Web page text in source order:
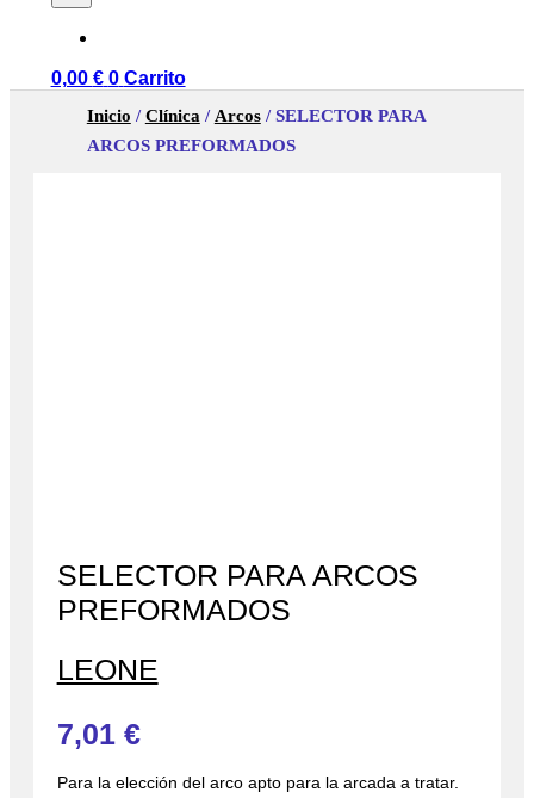
0,00 € 0 Carrito
Inicio /Clínica / Arcos/ SELECTOR PARA
ARCOS PREFORMADOS
SELECTOR PARA ARCOS
PREFORMADOS
LEONE
7,01 €
Para la elección del arco apto para la arcada a tratar.